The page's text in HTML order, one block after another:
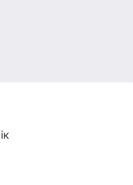
за